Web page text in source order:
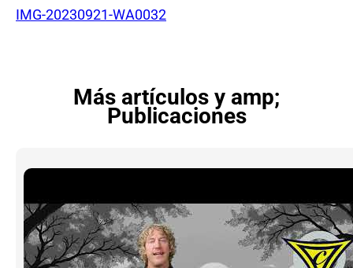
IMG-20230921-WA0032
Más artículos y amp;
Publicaciones